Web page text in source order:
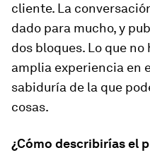
cliente. La
dado para mucho, y
dos bloques. Lo que no
amplia experiencia en
sabiduría de la que
cosas.
¿Cómo describirías el